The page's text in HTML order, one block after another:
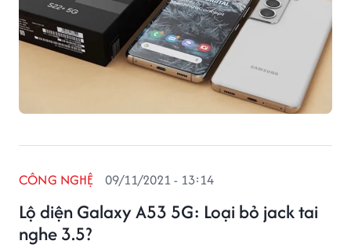
Lộ diện Galaxy A53 5G: Loại bỏ jack tai
nghe 3.5?
CÔNG NGHỆ 09/11/2021 - 13:14